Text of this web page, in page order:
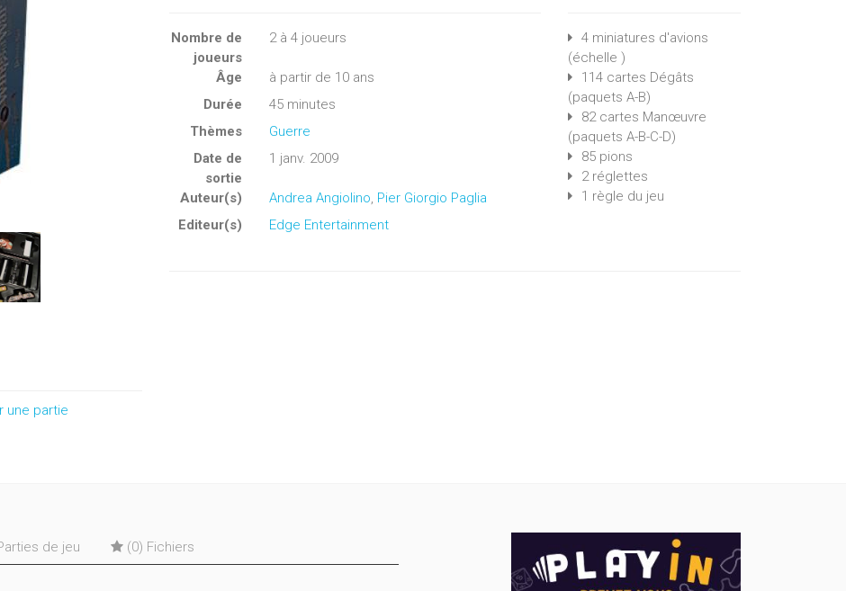
une partie
Nombre de
joueurs
2à 4joueurs
Âge
à partir de 10 ans
Durée
45 minutes
Thèmes
Guerre
Date de
sortie
1 janv. 2009
Auteur(s) Andrea Angiolino, Pier Giorgio Paglia
Editeur(s)
Edge Entertainment
4 miniatures d'avions
(échelle )
114 cartes Dégâts
(paquets A-B)
82 cartes Manœuvre
(paquets A-B-C-D)
85 pions
2 réglettes
1 règle du jeu
de jeu (0) Fichiers